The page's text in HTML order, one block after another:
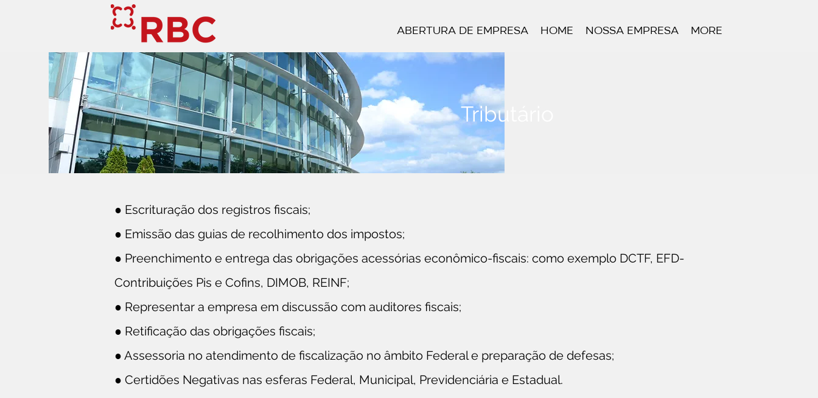
Abertura de Empresa Home Nossa Empresa More
Tributário
● Escrituração dos registros fiscais;
● Emissão das guias de recolhimento dos impostos;
● Preenchimento e entrega das obrigações acessórias econômico-fiscais: como exemplo DCTF, EFD-
Contribuições Pis e Cofins, DIMOB, REINF;
● Representar a empresa em discussão com auditores fiscais;
● Retificação das obrigações fiscais;
● Assessoria no atendimento de fiscalização no âmbito Federal e preparação de defesas;
● Certidões Negativas nas esferas Federal, Municipal, Previdenciária e Estadual.